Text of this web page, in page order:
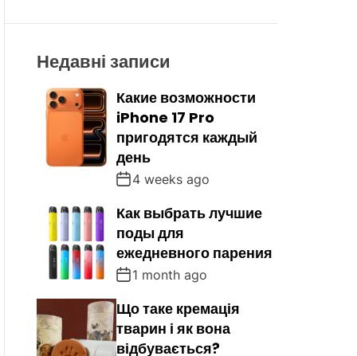
Недавні записи
Какие возможности
iPhone 17 Pro
пригодятся каждый
день
4 weeks ago
Как выбрать лучшие
поды для
ежедневного парения
1 month ago
Що таке кремація
тварин і як вона
відбувається?